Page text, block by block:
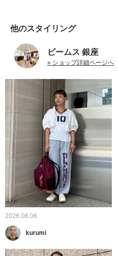
他のスタイリング
ビームス 銀座
» ショップ詳細ページへ
2026.08.06
kurumi